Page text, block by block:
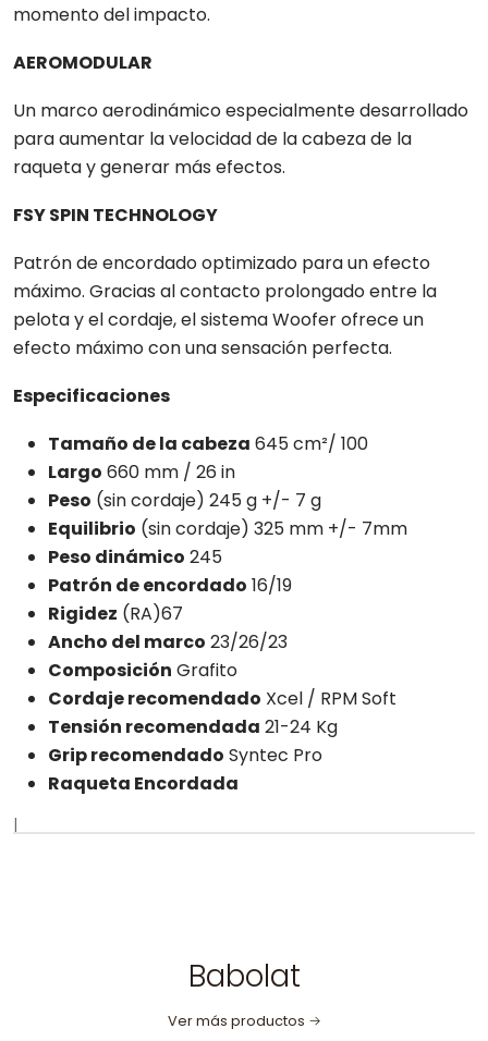
momento del impacto.
AEROMODULAR
Un marco aerodinámico especialmente desarrollado
para aumentar la velocidad de la cabeza de la
raqueta y generar más efectos.
FSY SPIN TECHNOLOGY
Patrón de encordado optimizado para un efecto
máximo. Gracias al contacto prolongado entre la
pelota y el cordaje, el sistema Woofer ofrece un
efecto máximo con una sensación perfecta.
Especificaciones
Tamaño de la cabeza 645 cm²/ 100
Largo 660 mm / 26 in
Peso (sin cordaje) 245 g +/- 7 g
Equilibrio (sin cordaje) 325 mm +/- 7mm
Peso dinámico 245
Patrón de encordado 16/19
Rigidez (RA)67
Ancho del marco 23/26/23
Composición Grafito
Cordaje recomendado Xcel / RPM Soft
Tensión recomendada 21-24 Kg
Grip recomendado Syntec Pro
Raqueta Encordada
|
Babolat
Ver más productos